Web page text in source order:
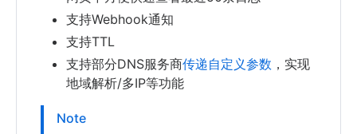
支持Webhook通知
支持TTL
支持部分DNS服务商传递自定义参数 ，实现
地域解析/多IP等功能
Note